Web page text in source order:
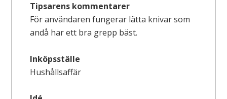
Tipsarens kommentarer
För användaren fungerar lätta knivar som
andå har ett bra grepp bäst.
Inköpsställe
Hushållsaffär